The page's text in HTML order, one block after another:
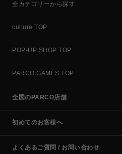
全カテゴリーから探す
culture TOP
POP-UP SHOP TOP
PARCO GAMES TOP
全国のPARCO店舗
初めてのお客様へ
よくあるご質問 / お問い合わせ